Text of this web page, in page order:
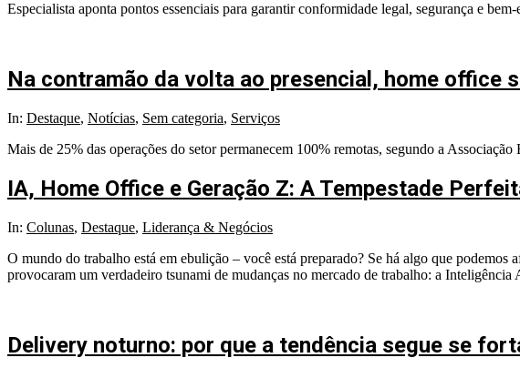
04
Especialista aponta pontos essenciais para garantir conformidade legal, segurança e
Na contramão da volta ao presencial, home office
2025-
24
In: Destaque, Notícias, Sem categoria, Serviços
Mais de 25% das operações do setor permanecem 100% remotas, segundo a Associação
IA, Home Office e Geração Z: A Tempestade
2025-
24
In: Colunas, Destaque, Liderança & Negócios
O mundo do trabalho está em ebulição – você está preparado? Se há algo que
provocaram um verdadeiro tsunami de mudanças no mercado de trabalho: a
Delivery noturno: por que a tendência segue se